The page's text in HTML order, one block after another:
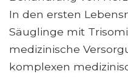
In den ersten
Säuglinge mit
medizinische
komplexen